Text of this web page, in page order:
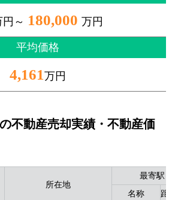
円～ 180,000 万円
平均価格
4,161万円
不動産売却実績・不動産価
所在地
最寄駅
名称
距